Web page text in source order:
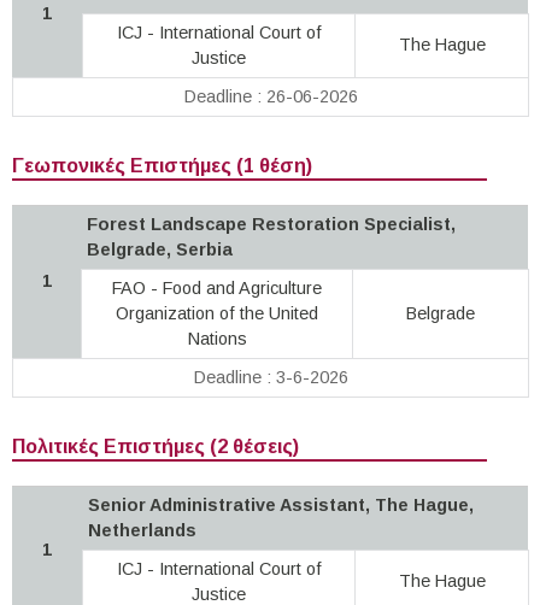
1
ICJ - International Court of
Justice
The Hague
Deadline : 26-06-2026
Γεωπονικές Επιστήμες (1 θέση)
1
Forest Landscape Restoration Specialist,
Belgrade, Serbia
FAO - Food and Agriculture
Organization of the United
Nations
Belgrade
Deadline : 3-6-2026
Πολιτικές Επιστήμες (2 θέσεις)
1
Senior Administrative Assistant, The Hague,
Netherlands
ICJ - International Court of
Justice
The Hague